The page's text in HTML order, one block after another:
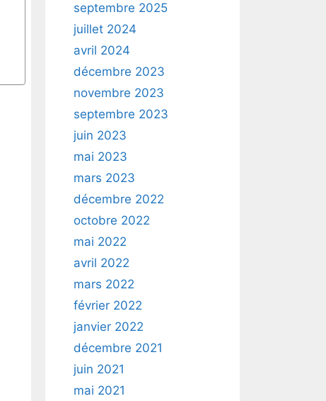
septembre 2025
juillet 2024
avril 2024
décembre 2023
novembre 2023
septembre 2023
juin 2023
mai 2023
mars 2023
décembre 2022
octobre 2022
mai 2022
avril 2022
mars 2022
février 2022
janvier 2022
décembre 2021
juin 2021
mai 2021